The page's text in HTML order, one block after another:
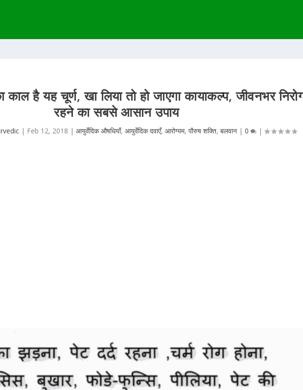
काल है यह चूर्ण, खा लिया तो हो जाएगा कायाकल्प, जीवनभर
रहने का सबसे आसान उपाय
| Feb 12, 2018 |आयुर्वेदिक औषधियाँ,आयुर्वेदिक दवाएँ,आरोग्यम,पौरुष शक्ति,बलवान |0 |